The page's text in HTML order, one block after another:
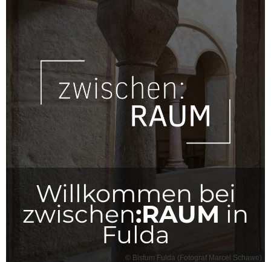
Willkommen bei
zwischen:RAUM in
Fulda
© Bistum Fulda (Fotograf Marcel Schawe)